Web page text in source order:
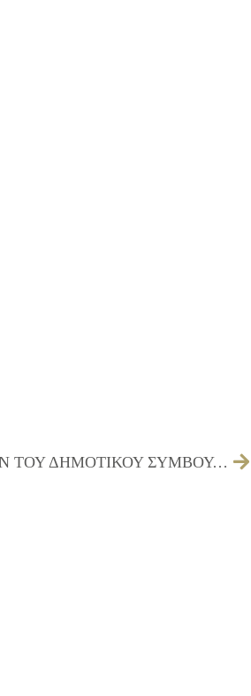
03/06/2016 ΠΡΟΣΚΛΗΣΗ ΤΩΝ ΜΕΛΩΝ ΤΟΥ ΔΗΜΟΤΙΚΟΥ ΣΥΜΒΟΥΛΙΟΥ ΓΙΑ ΤΗΝ 09/06/2016